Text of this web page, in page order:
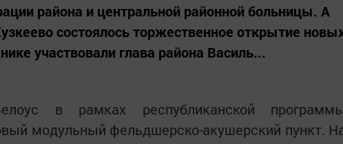
района и центральной районной больницы. А
состоялось торжественное открытие
участвовали глава района Василь...
в рамках республиканской
модульный фельдшерско-акушерский пункт.